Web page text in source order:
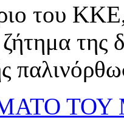
του
της
ΤΟΥ